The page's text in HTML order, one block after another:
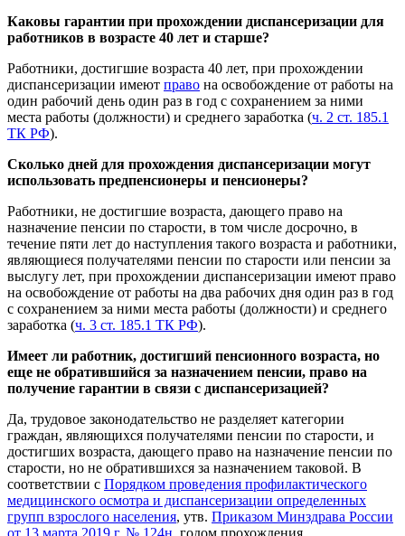
Каковы гарантии при прохождении диспансеризации для
работников в возрасте 40 лет и старше?
Работники, достигшие возраста 40 лет, при прохождении
диспансеризации имеют право на освобождение от работы на
один рабочий день один раз в год с сохранением за ними
места работы (должности) и среднего заработка (ч. 2 ст. 185.1
ТК РФ).
Сколько дней для прохождения диспансеризации могут
использовать предпенсионеры и пенсионеры?
Работники, не достигшие возраста, дающего право на
назначение пенсии по старости, в том числе досрочно, в
течение пяти лет до наступления такого возраста и работники,
являющиеся получателями пенсии по старости или пенсии за
выслугу лет, при прохождении диспансеризации имеют право
на освобождение от работы на два рабочих дня один раз в год
с сохранением за ними места работы (должности) и среднего
заработка (ч. 3 ст. 185.1 ТК РФ).
Имеет ли работник, достигший пенсионного возраста, но
еще не обратившийся за назначением пенсии, право на
получение гарантии в связи с диспансеризацией?
Да, трудовое законодательство не разделяет категории
граждан, являющихся получателями пенсии по старости, и
достигших возраста, дающего право на назначение пенсии по
старости, но не обратившихся за назначением таковой. В
соответствии с Порядком проведения профилактического
медицинского осмотра и диспансеризации определенных
групп взрослого населения, утв. Приказом Минздрава России